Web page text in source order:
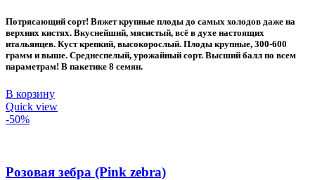
составляла
80 ₽.
50 ₽.
Потрясающий сорт! Вяжет крупные плоды до самых холодов даже на
верхних кистях. Вкуснейший, мясистый, всё в духе настоящих
итальянцев. Куст крепкий, высокорослый. Плоды крупные, 300-600
грамм и выше. Среднеспелый, урожайный сорт. Высший балл по всем
параметрам! В пакетике 8 семян.
В корзину
Quick view
-50%
Розовая зебра (Pink zebra)